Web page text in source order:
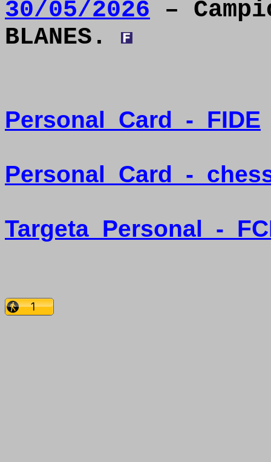
30/05/2026 –
BLANES.
Personal Card - FIDE
Personal Card -
Targeta Personal -